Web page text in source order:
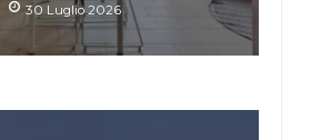
30 Luglio 2026